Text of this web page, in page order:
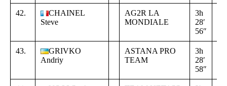
42.
CHAINEL
Steve
AG2R LA
MONDIALE
3h
28′
56″
43.
GRIVKO
Andriy
ASTANA PRO
TEAM
3h
28′
58″